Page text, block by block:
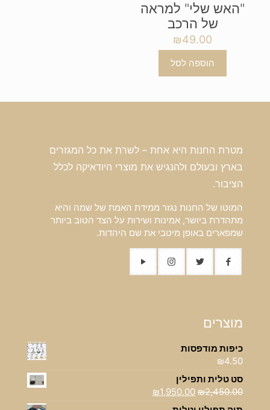
"האש שלי" למראה
של הרכב
₪49.00
הוספה לסל
מטרת החנות היא אחת – לשרת את כל המגזרים
בארץ ובעולם ולהנגיש את מוצרי היודאיקה לכלל
הציבור.
המוטו של החנות נגזר ממידת האמת של שמה והיא
מתהדרת ביושר, אמינות ושירות על הצד הטוב ביותר
שמפארים באופן מיטבי את שם היהדות.
מוצרים
כיפות מודפסות
₪4.50
סט טלית ותפילין
₪2,450.00
המחיר
המקורי
₪1,950.00